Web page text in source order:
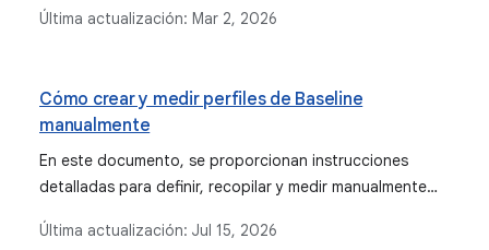
Última actualización: Mar 2, 2026
Cómo crear y medir perfiles de Baseline
manualmente
En este documento, se proporcionan instrucciones
detalladas para definir, recopilar y medir manualmente
Android, lo que sirve como alternativa a los métodos de
Última actualización: Jul 15, 2026